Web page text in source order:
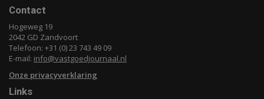
Contact
Hogeweg 19
2042 GD Zandvoort
Telefoon: +31 (0) 23 743 49 09
E-mail: info@vastgoedjournaal.nl
Onze privacyverklaring
Links